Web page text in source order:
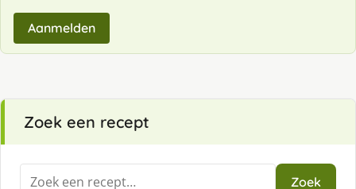
Aanmelden
Zoek een recept
Zoeken
Zoek